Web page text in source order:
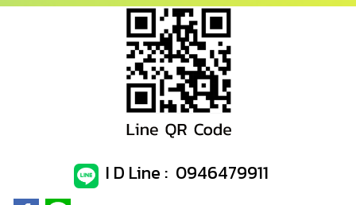
I D Line : 0946479911